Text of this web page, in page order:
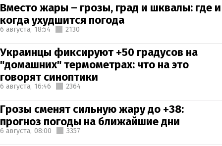
Вместо жары – грозы, град и шквалы: где и
когда ухудшится погода
6 августа, 18:54 2130
Украинцы фиксируют +50 градусов на
"домашних" термометрах: что на это
говорят синоптики
6 августа, 16:46 2364
Грозы сменят сильную жару до +38:
прогноз погоды на ближайшие дни
6 августа, 08:00 3357